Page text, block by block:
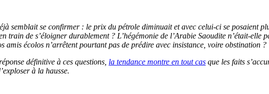
semblait se confirmer : le prix du pétrole diminuait et avec celui-ci se posaient
de s’éloigner durablement ? L’hégémonie de l’Arabie Saoudite n’était-elle
amis écolos n’arrêtent pourtant pas de prédire avec insistance, voire obstination ?
définitive à ces questions, la tendance montre en tout cas que les faits
à la hausse.